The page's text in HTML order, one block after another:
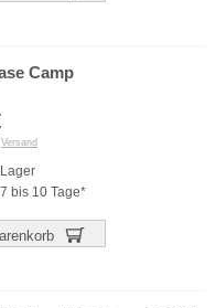
Camp
Versand
bis 10 Tage*